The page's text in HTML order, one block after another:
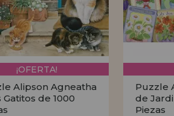
¡OFERTA!
Alipson Agneatha
Gatitos de 1000
Puzzle
de
Piezas